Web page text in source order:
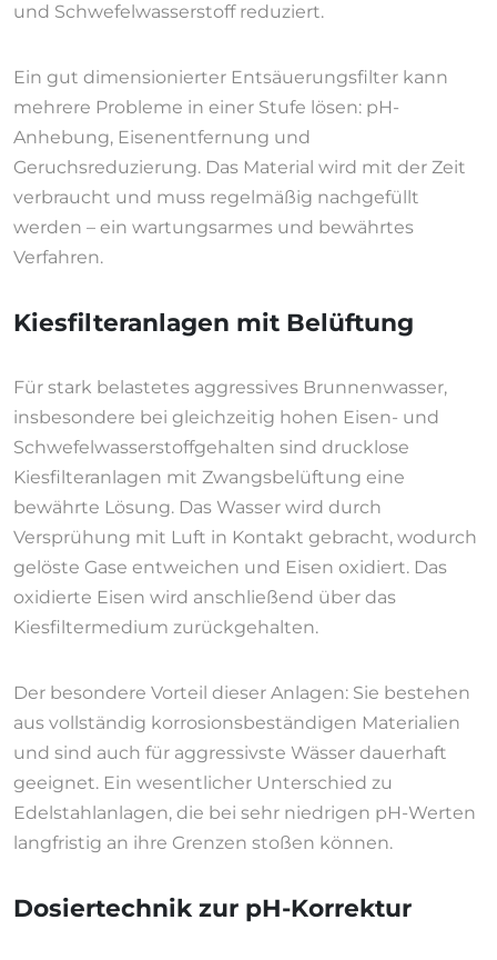
und Schwefelwasserstoff reduziert.
Ein gut dimensionierter Entsäuerungsfilter kann
mehrere Probleme in einer Stufe lösen: pH-
Anhebung, Eisenentfernung und
Geruchsreduzierung. Das Material wird mit der Zeit
verbraucht und muss regelmäßig nachgefüllt
werden – ein wartungsarmes und bewährtes
Verfahren.
Kiesfilteranlagen mit Belüftung
Für stark belastetes aggressives Brunnenwasser,
insbesondere bei gleichzeitig hohen Eisen- und
Schwefelwasserstoffgehalten sind drucklose
Kiesfilteranlagen mit Zwangsbelüftung eine
bewährte Lösung. Das Wasser wird durch
Versprühung mit Luft in Kontakt gebracht, wodurch
gelöste Gase entweichen und Eisen oxidiert. Das
oxidierte Eisen wird anschließend über das
Kiesfiltermedium zurückgehalten.
Der besondere Vorteil dieser Anlagen: Sie bestehen
aus vollständig korrosionsbeständigen Materialien
und sind auch für aggressivste Wässer dauerhaft
geeignet. Ein wesentlicher Unterschied zu
Edelstahlanlagen, die bei sehr niedrigen pH-Werten
langfristig an ihre Grenzen stoßen können.
Dosiertechnik zur pH-Korrektur